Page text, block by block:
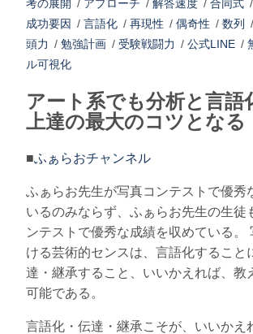
考の展開 / アプローチ / 解答速度 / 合同式 /
成功要因 / 言語化 / 再現性 / 偶奇性 / 数列 /
頭力 / 勉強計画 / 受験戦闘力 / 公式LINE /
ル可視化
アート系でも分析と言語
上達の最大のコツとなる
■ふぁらおチャンネル
ふぁらお先生が写真コンテストで優秀
いるのみならず、ふぁらお先生の生徒
ンテストで優秀な成績を収めている。
ける芸術的センスは、言語化すること
達・継承すること、いいかえれば、教
可能である。
言語化・伝達・継承こそが、いいかえ